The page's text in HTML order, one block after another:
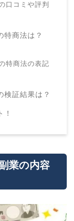
口コミや評判
特商法は？
特商法の表記
検証結果は？
業の内容